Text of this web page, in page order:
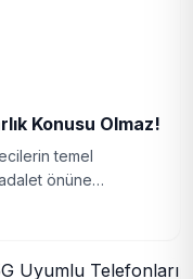
Konusu Olmaz!
temel
önüne